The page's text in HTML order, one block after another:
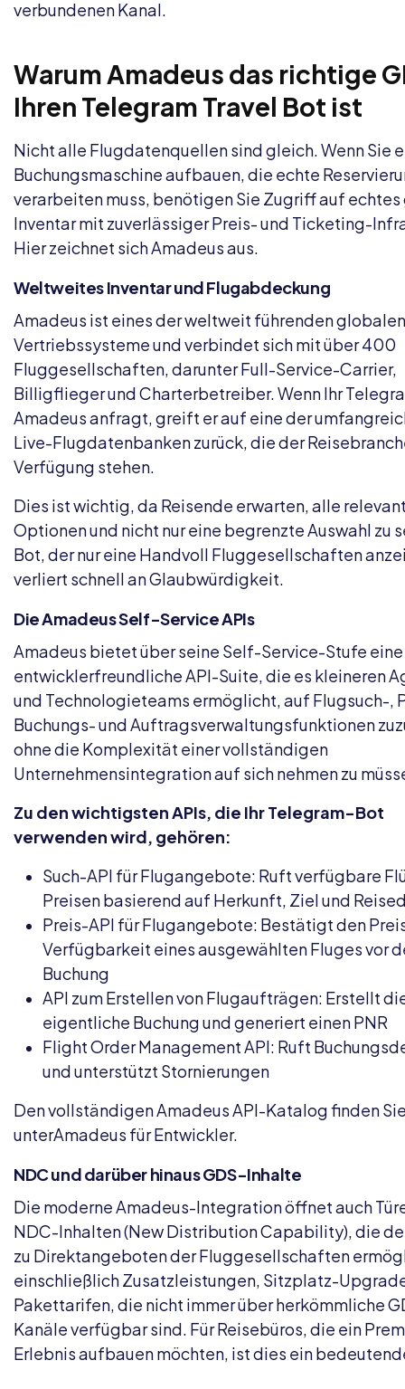
verbundenen Kanal.
Warum Amadeus das richtige
Ihren Telegram Travel Bot ist
Nicht alle Flugdatenquellen sind gleich. Wenn Sie
Buchungsmaschine aufbauen, die echte
verarbeiten muss, benötigen Sie Zugriff auf
Inventar mit zuverlässiger Preis- und Ticketing-
Hier zeichnet sich Amadeus aus.
Weltweites Inventar und Flugabdeckung
Amadeus ist eines der weltweit führenden globalen
Vertriebssysteme und verbindet sich mit über 400
Fluggesellschaften, darunter Full-Service-Carrier,
Billigflieger und Charterbetreiber. Wenn Ihr
Amadeus anfragt, greift er auf eine der
Live-Flugdatenbanken zurück, die der
Verfügung stehen.
Dies ist wichtig, da Reisende erwarten, alle
Optionen und nicht nur eine begrenzte Auswahl zu
Bot, der nur eine Handvoll Fluggesellschaften
verliert schnell an Glaubwürdigkeit.
Die Amadeus Self-Service APIs
Amadeus bietet über seine Self-Service-Stufe eine
entwicklerfreundliche API-Suite, die es kleineren
und Technologieteams ermöglicht, auf Flugsuch-,
Buchungs- und Auftragsverwaltungsfunktionen
ohne die Komplexität einer vollständigen
Unternehmensintegration auf sich nehmen zu
Zu den wichtigsten APIs, die Ihr Telegram-Bot
verwenden wird, gehören:
Such-API für Flugangebote: Ruft verfügbare
Preisen basierend auf Herkunft, Ziel und
Preis-API für Flugangebote: Bestätigt den
Verfügbarkeit eines ausgewählten Fluges vor
Buchung
API zum Erstellen von Flugaufträgen: Erstellt
eigentliche Buchung und generiert einen PNR
Flight Order Management API: Ruft
und unterstützt Stornierungen
Den vollständigen Amadeus API-Katalog finden
unterAmadeus für Entwickler.
NDC und darüber hinaus GDS-Inhalte
Die moderne Amadeus-Integration öffnet auch
NDC-Inhalten (New Distribution Capability), die
zu Direktangeboten der Fluggesellschaften
einschließlich Zusatzleistungen, Sitzplatz-
Pakettarifen, die nicht immer über herkömmliche
Kanäle verfügbar sind. Für Reisebüros, die ein
Erlebnis aufbauen möchten, ist dies ein